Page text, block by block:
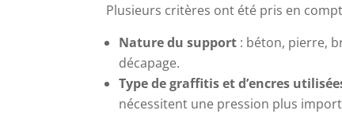
Plusieurs critères ont été pris en
Nature du support : béton, pierre,
décapage.
Type de graffitis et d’encres
nécessitent une pression plus